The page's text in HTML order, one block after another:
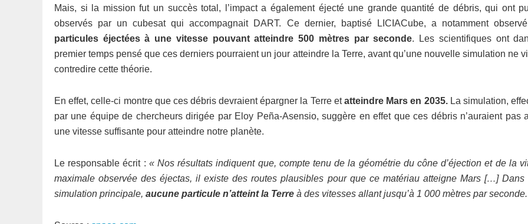
Mais, si la mission fut un succès total, l’impact a également éjecté une grande quantité de débris, qui ont
observés par un cubesat qui accompagnait DART. Ce dernier, baptisé LICIACube, a notamment
particules éjectées à une vitesse pouvant atteindre 500 mètres par seconde. Les scientifiques ont
premier temps pensé que ces derniers pourraient un jour atteindre la Terre, avant qu’une nouvelle simulation ne
contredire cette théorie.
En effet, celle-ci montre que ces débris devraient épargner la Terre etatteindre Mars en 2035.La simulation,
par une équipe de chercheurs dirigée par Eloy Peña-Asensio, suggère en effet que ces débris n’auraient pas
une vitesse suffisante pour atteindre notre planète.
Le responsable écrit : « Nos résultats indiquent que, compte tenu de la géométrie du cône d’éjection et de la
maximale observée des éjectas, il existe des routes plausibles pour que ce matériau atteigne Mars […] Dans
simulation principale, aucune particule n’atteint la Terre à des vitesses allant jusqu’à 1 000 mètres par